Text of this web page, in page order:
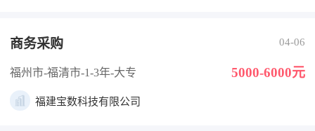
商务采购 04-06
福州市-福清市-1-3年-大专 5000-6000元
福建宝数科技有限公司